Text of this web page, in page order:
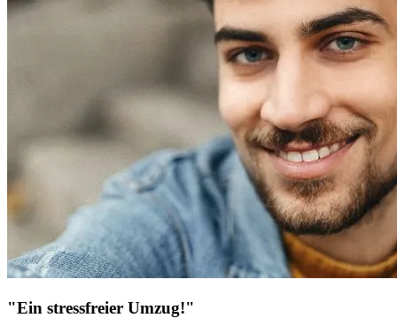
"Ein stressfreier Umzug!"